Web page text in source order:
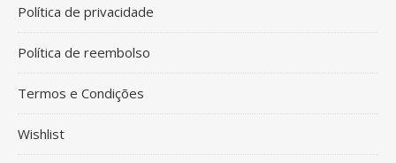
Política de privacidade
Política de reembolso
Termos e Condições
Wishlist